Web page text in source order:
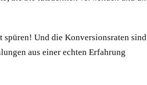
Und die Konversionsraten sind
aus einer echten Erfahrung